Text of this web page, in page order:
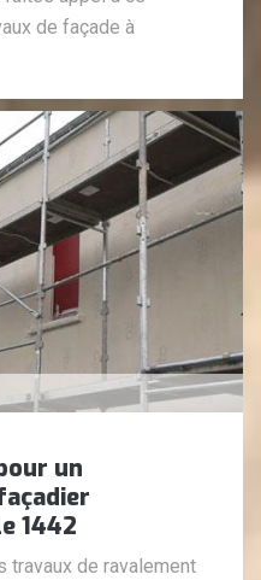
de façade à
un
1442
travaux de ravalement